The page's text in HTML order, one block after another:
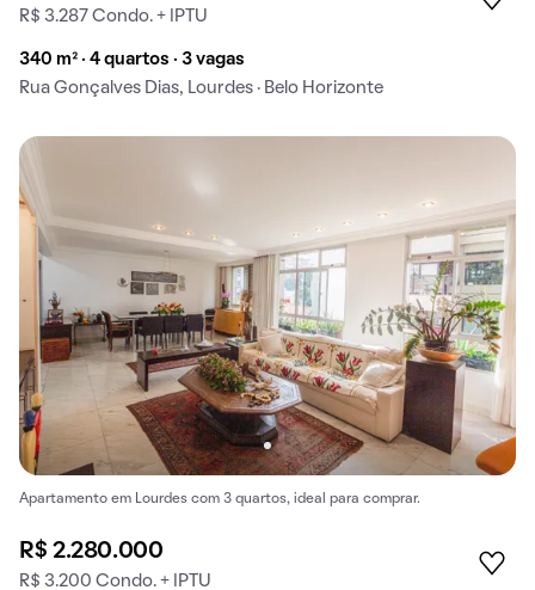
R$ 3.287 Condo. + IPTU
340 m² · 4 quartos · 3 vagas
Rua Gonçalves Dias, Lourdes · Belo Horizonte
Apartamento em Lourdes com 3 quartos, ideal para comprar.
R$ 2.280.000
R$ 3.200 Condo. + IPTU